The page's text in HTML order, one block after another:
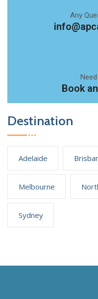
Any
Book
Destination
Adelaide
Melbourne
Sydney